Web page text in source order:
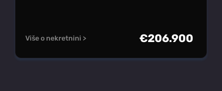
Više o nekretnini > €206.900